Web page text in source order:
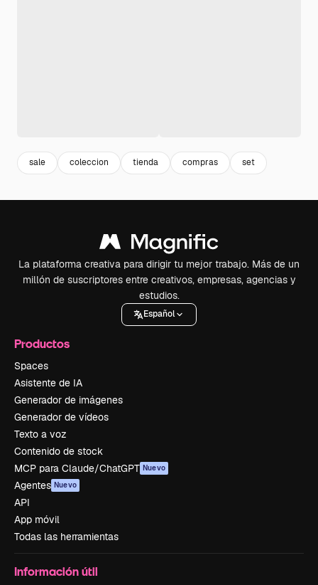
sale coleccion tienda compras set
La plataforma creativa para dirigir tu mejor trabajo. Más de un
millón de suscriptores entre creativos, empresas, agencias y
estudios.
Español
Productos
Spaces
Asistente de IA
Generador de imágenes
Generador de vídeos
Texto a voz
Contenido de stock
MCP para Claude/ChatGPT Nuevo
Agentes Nuevo
API
App móvil
Todas las herramientas
Información útil